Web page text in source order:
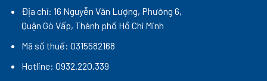
Địa chỉ: 16 Nguyễn Văn Lượng, Phường 6,
Quận Gò Vấp, Thành phố Hồ Chí Minh
Mã số thuế: 0315582168
Hotline: 0932.220.339